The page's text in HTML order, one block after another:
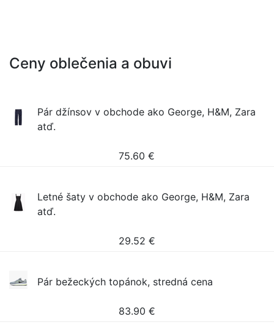
Ceny oblečenia a obuvi
Pár džínsov v obchode ako George, H&M, Zara
atď.
75.60 €
Letné šaty v obchode ako George, H&M, Zara
atď.
29.52 €
Pár bežeckých topánok, stredná cena
83.90 €